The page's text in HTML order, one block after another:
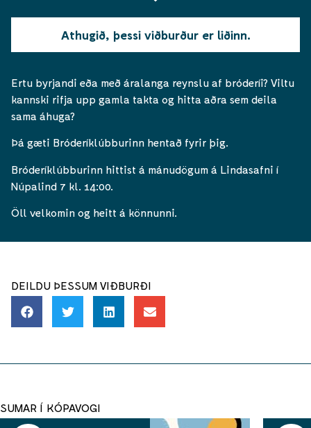
Athugið, þessi viðburður er liðinn.
Ertu byrjandi eða með áralanga reynslu af bróderíi? Viltu
kannski rifja upp gamla takta og hitta aðra sem deila
sama áhuga?
Þá gæti Bróderíklúbburinn hentað fyrir þig.
Bróderíklúbburinn hittist á mánudögum á Lindasafni í
Núpalind 7 kl. 14:00.
Öll velkomin og heitt á könnunni.
DEILDU ÞESSUM VIÐBURÐI
SUMAR Í KÓPAVOGI